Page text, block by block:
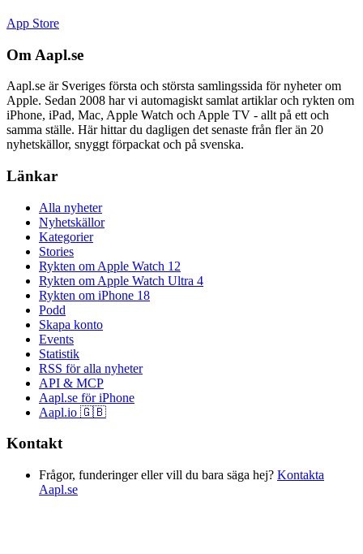
App Store
Om Aapl.se
Aapl.se är Sveriges första och största samlingssida för nyheter om
Apple. Sedan 2008 har vi automagiskt samlat artiklar och rykten om
iPhone, iPad, Mac, Apple Watch och Apple TV - allt på ett och
samma ställe. Här hittar du dagligen det senaste från fler än 20
nyhetskällor, snyggt förpackat och på svenska.
Länkar
Alla nyheter
Nyhetskällor
Kategorier
Stories
Rykten om Apple Watch 12
Rykten om Apple Watch Ultra 4
Rykten om iPhone 18
Podd
Skapa konto
Events
Statistik
RSS för alla nyheter
API & MCP
Aapl.se för iPhone
Aapl.io 🇬🇧
Kontakt
Frågor, funderinger eller vill du bara säga hej? Kontakta
Aapl.se